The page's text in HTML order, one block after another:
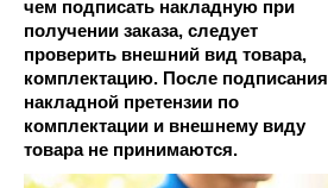
чем подписать накладную при
получении заказа, следует
проверить внешний вид товара,
комплектацию. После подписания
накладной претензии по
комплектации и внешнему виду
товара не принимаются.